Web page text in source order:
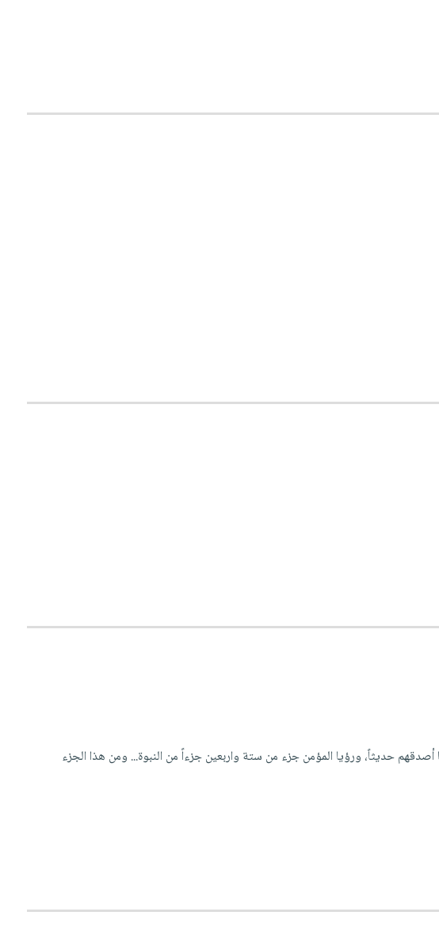
حديثاً، ورؤيا المؤمن جزء من ستة واربعين جزءاً من النبوة... ومن هذا الجزء